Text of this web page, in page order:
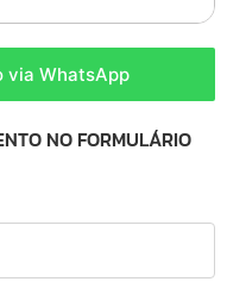
via WhatsApp
NO FORMULÁRIO